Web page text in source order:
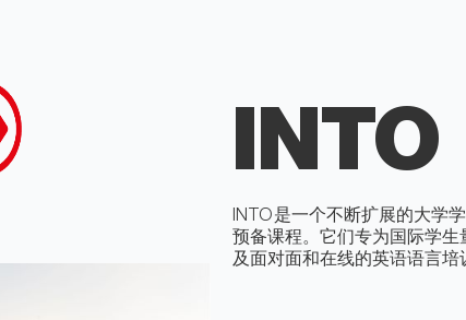
INTO
INTO 是一个不断扩展的大学
预备课程。它们专为国际学
及面对面和在线的英语语言培